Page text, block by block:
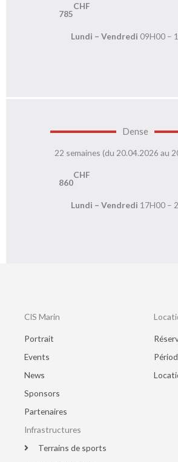
785
CHF
Lundi – Vendredi 09H00 –
Dense
22 semaines (du 20.04.2026 au
860
CHF
Lundi – Vendredi 17H00 –
CIS Marin
Portrait
Events
News
Sponsors
Partenaires
Infrastructures
Terrains de sports